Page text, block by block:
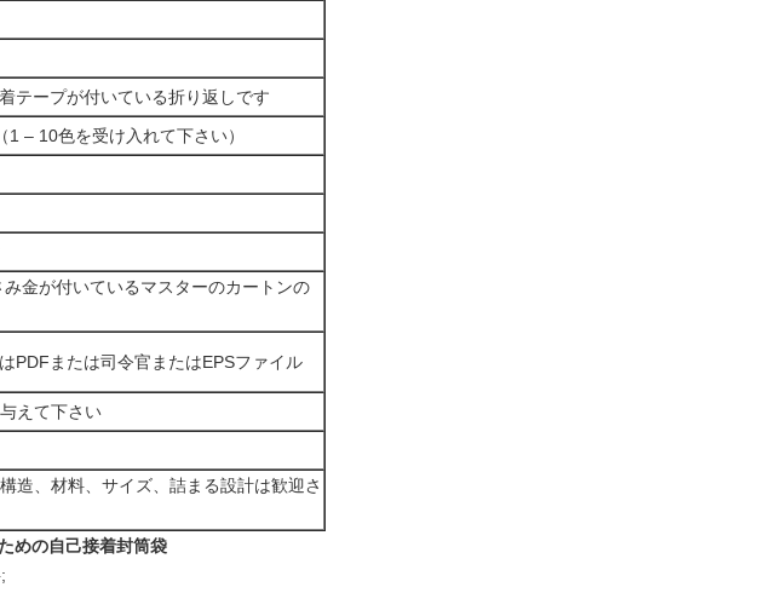
テープが付いている折り返しです
– 10色を受け入れて下さい）
金が付いているマスターのカートンの
PDFまたは司令官またはEPSファイル
えて下さい
造、材料、サイズ、詰まる設計は歓迎さ
めの自己接着封筒袋